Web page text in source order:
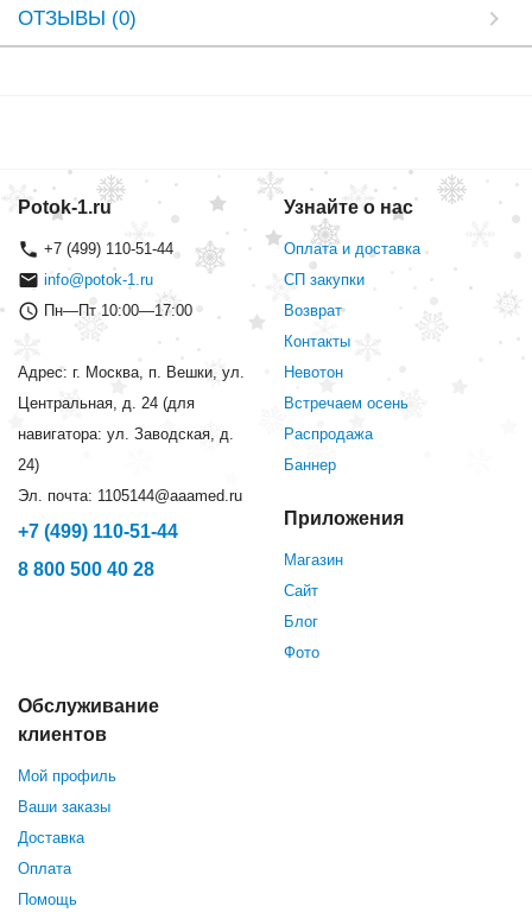
ОТЗЫВЫ (0)
Potok-1.ru
+7 (499) 110-51-44
info@potok-1.ru
Пн—Пт 10:00—17:00
Адрес: г. Москва, п. Вешки, ул.
Центральная, д. 24 (для
навигатора: ул. Заводская, д.
24)
Эл. почта: 1105144@aaamed.ru
+7 (499) 110-51-44
8 800 500 40 28
Узнайте о нас
Оплата и доставка
СП закупки
Возврат
Контакты
Невотон
Встречаем осень
Распродажа
Баннер
Приложения
Магазин
Сайт
Блог
Фото
Обслуживание
клиентов
Мой профиль
Ваши заказы
Доставка
Оплата
Помощь